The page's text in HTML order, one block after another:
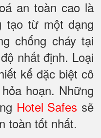
an toàn cao là
tạo từ một dạng
chống cháy tại
nhất định. Loại
kế đặc biệt cô
hoạn. Những
Hotel Safes sẽ
toàn tốt nhất.